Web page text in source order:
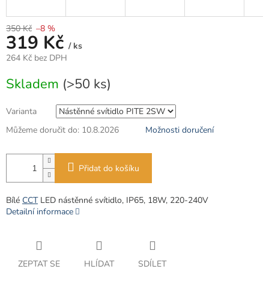
350 Kč –8 %
319 Kč / ks
264 Kč bez DPH
cena:
Skladem (>50 ks)
Varianta
Můžeme doručit do: 10.8.2026 Možnosti doručení
Přidat do košíku
Bílé CCTLED nástěnné svítidlo, IP65, 18W, 220-240V
Detailní informace
ZEPTAT SE HLÍDAT SDÍLET